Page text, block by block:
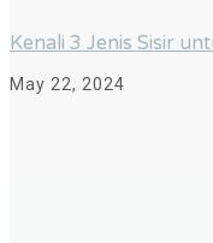
Kenali 3 Jenis Sisir
May 22, 2024